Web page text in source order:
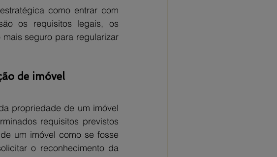
como entrar com
os requisitos legais, os
seguro para regularizar
de imóvel
propriedade de um imóvel
requisitos previstos
um imóvel como se fosse
o reconhecimento da